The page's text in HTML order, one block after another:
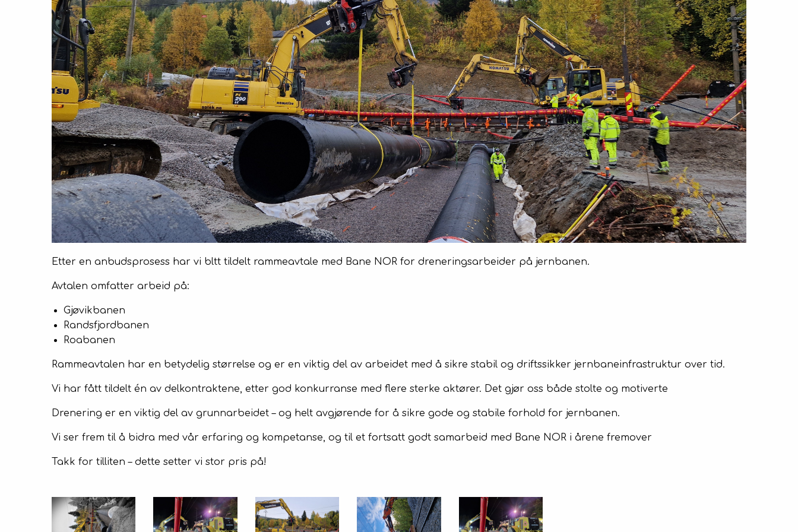
Etter en anbudsprosess har vi bltt tildelt rammeavtale med Bane NOR for dreneringsarbeider på jernbanen.
Avtalen omfatter arbeid på:
Gjøvikbanen
Randsfjordbanen
Roabanen
Rammeavtalen har en betydelig størrelse og er en viktig del av arbeidet med å sikre stabil og driftssikker jernbaneinfrastruktur over tid.
Vi har fått tildelt én av delkontraktene, etter god konkurranse med flere sterke aktører. Det gjør oss både stolte og motiverte
Drenering er en viktig del av grunnarbeidet – og helt avgjørende for å sikre gode og stabile forhold for jernbanen.
Vi ser frem til å bidra med vår erfaring og kompetanse, og til et fortsatt godt samarbeid med Bane NOR i årene fremover
Takk for tilliten – dette setter vi stor pris på!